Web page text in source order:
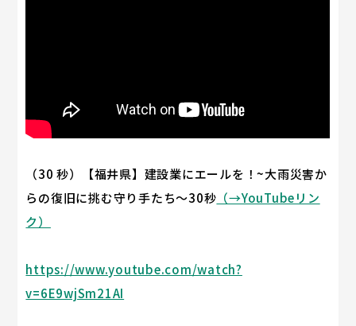
（30 秒）【福井県】建設業にエールを！~大雨災害か
らの復旧に挑む守り手たち～30秒 （→YouTubeリン
ク）
https://www.youtube.com/watch?
v=6E9wjSm21AI